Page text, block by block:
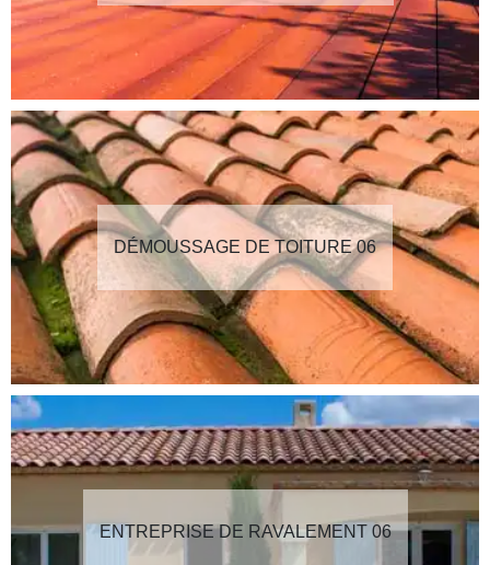
DÉMOUSSAGE DE TOITURE 06
ENTREPRISE DE RAVALEMENT 06